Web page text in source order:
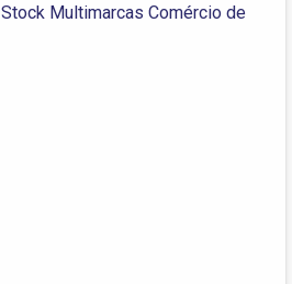
Stock Multimarcas Comércio de